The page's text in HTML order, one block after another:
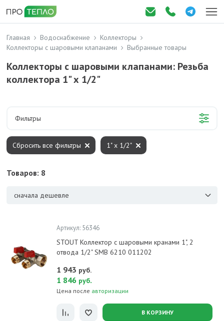
Главная Водоснабжение
Коллекторы
Коллекторы с шаровыми клапанами
Выбранные товары
Коллекторы с шаровыми клапанами: Резьба
коллектора 1" х 1/2"
Фильтры
Товаров: 8
сначала дешевле
Сбросить все фильтры 1" х 1/2"
Артикул: 56346
STOUT Коллектор с шаровыми кранами 1", 2
отвода 1/2" SMB 6210 011202
1 943 руб.
1 846 руб.
Цена после авторизации
В КОРЗИНУ